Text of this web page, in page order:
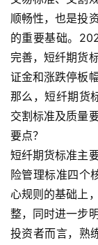
顺畅性，也是投
的重要基础。
完善，短纤期货
证金和涨跌停板
那么，短纤期货
交割标准及质量
要点？
短纤期货标准主
险管理标准四个
心规则的基础上
整，同时进一步
投资者而言，熟